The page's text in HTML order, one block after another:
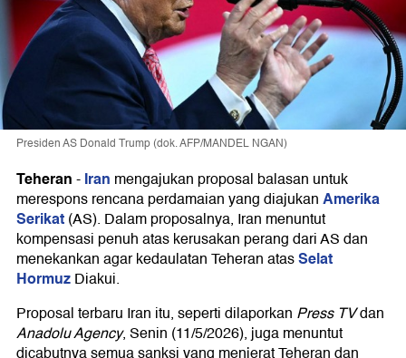
Presiden AS Donald Trump (dok. AFP/MANDEL NGAN)
Teheran-Iran mengajukan proposal balasan untuk
merespons rencana perdamaian yang diajukanAmerika
Serikat(AS). Dalam proposalnya, Iran menuntut
kompensasi penuh atas kerusakan perang dari AS dan
menekankan agar kedaulatan Teheran atasSelat
HormuzDiakui.
Proposal terbaru Iran itu, seperti dilaporkan Press TVdan
Anadolu Agency, Senin (11/5/2026), juga menuntut